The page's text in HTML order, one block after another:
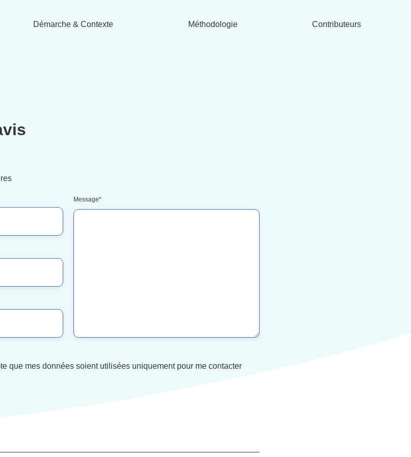
Démarche & Contexte Méthodologie Contributeurs
Message*
que mes données soient utilisées uniquement pour me contacter